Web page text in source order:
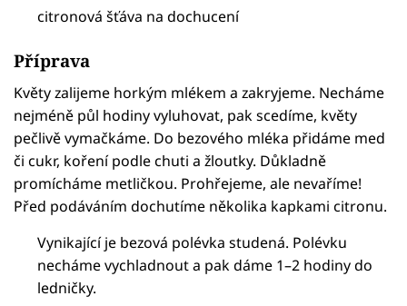
citronová šťáva na dochucení
Příprava
Květy zalijeme horkým mlékem a zakryjeme. Necháme
nejméně půl hodiny vyluhovat, pak scedíme, květy
pečlivě vymačkáme. Do bezového mléka přidáme med
či cukr, koření podle chuti a žloutky. Důkladně
promícháme metličkou. Prohřejeme, ale nevaříme!
Před podáváním dochutíme několika kapkami citronu.
Vynikající je bezová polévka studená. Polévku
necháme vychladnout a pak dáme 1–2 hodiny do
ledničky.